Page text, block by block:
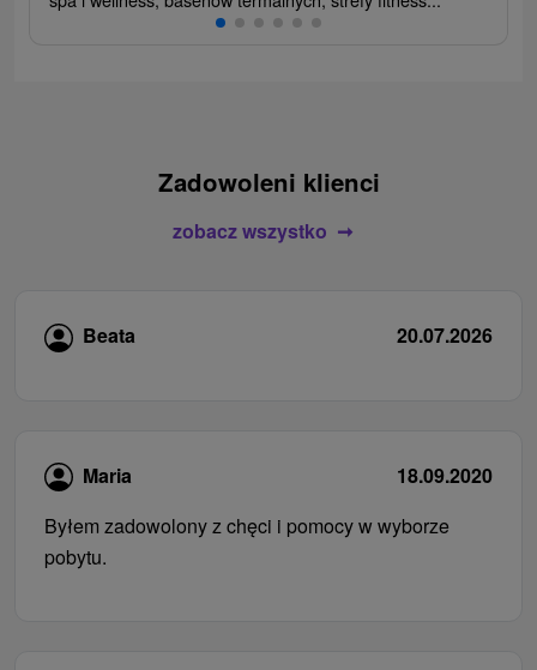
Zadowoleni klienci
zobacz wszystko
Beata 20.07.2026
Maria
18.09.2020
Byłem zadowolony z chęci i pomocy w wyborze
pobytu.